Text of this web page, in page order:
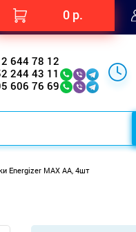
0 р.
644 78 12
244 43 11
606 76 69
Energizer MAX AA, 4шт